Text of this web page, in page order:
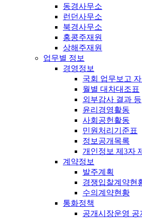
동경사무소
런던사무소
북경사무소
홍콩주재원
상해주재원
업무별 정보
경영정보
국회 업무보고
월별 대차대조표
외부감사 결과 등
윤리경영활동
사회공헌활동
민원처리기준표
정보공개목록
개인정보 제3자
계약정보
발주계획
경쟁입찰계약현
수의계약현황
통화정책
공개시장운영 공